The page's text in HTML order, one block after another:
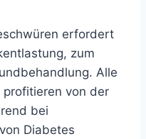
erfordert
zum
Alle
von der
bei
Diabetes